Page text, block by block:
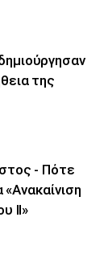
της
- Πότε
ΙΙ»